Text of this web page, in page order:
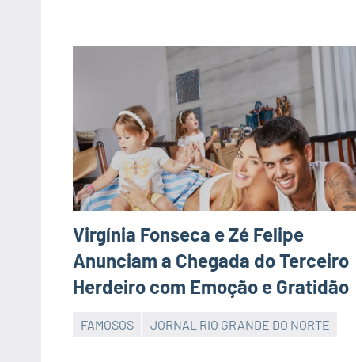
Virgínia Fonseca e Zé Felipe
Anunciam a Chegada do Terceiro
Herdeiro com Emoção e Gratidão
FAMOSOS JORNAL RIO GRANDE DO NORTE